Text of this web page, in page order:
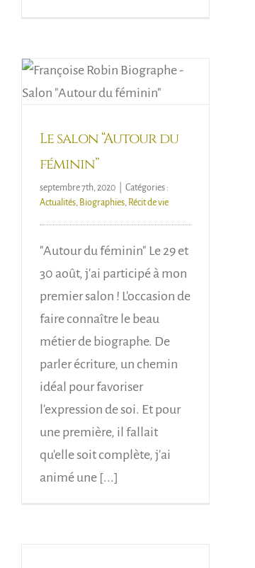
“Autour du
Le salon “Autour du
féminin”
septembre 7th, 2020
Catégories :
Actualités, Biographies, Récit de vie
"Autour du féminin" Le 29 et
30 août, j'ai participé à mon
premier salon ! L'occasion de
faire connaître le beau
métier de biographe. De
parler écriture, un chemin
idéal pour favoriser
l'expression de soi. Et pour
une première, il fallait
qu'elle soit complète, j'ai
animé une [...]